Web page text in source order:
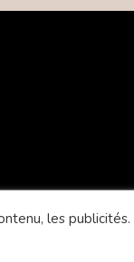
les publicités.